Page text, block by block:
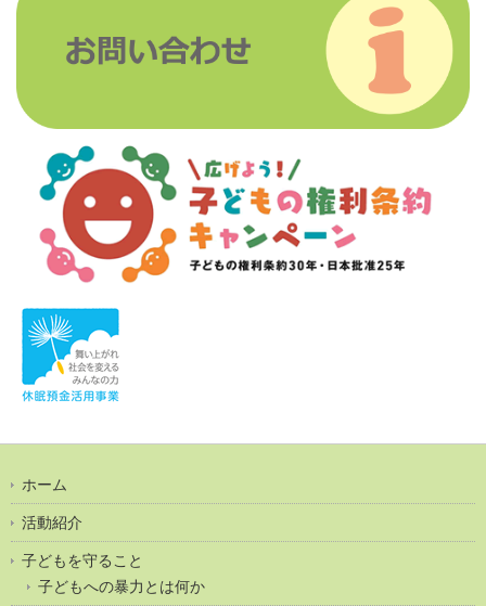
ホーム
活動紹介
子どもを守ること
子どもへの暴力とは何か